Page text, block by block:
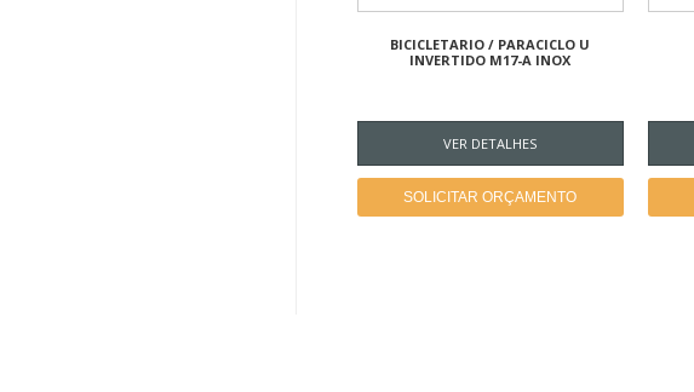
BICICLETARIO / PARACICLO U
INVERTIDO M17-A INOX
VER DETALHES
SOLICITAR ORÇAMENTO